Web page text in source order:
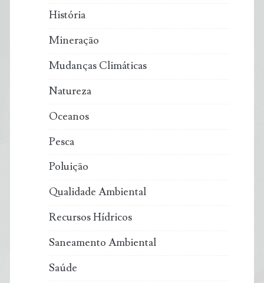
História
Mineração
Mudanças Climáticas
Natureza
Oceanos
Pesca
Poluição
Qualidade Ambiental
Recursos Hídricos
Saneamento Ambiental
Saúde